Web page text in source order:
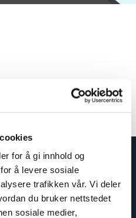
for å gi innhold og
å levere sosiale
trafikken vår. Vi deler
du bruker nettstedet
sosiale medier,